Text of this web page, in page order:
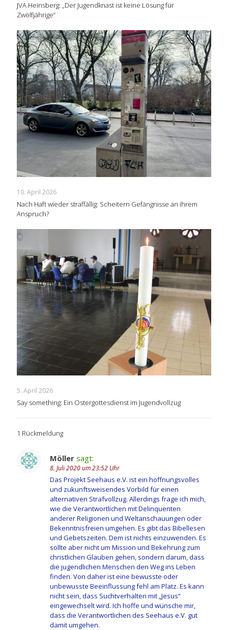
JVA Heinsberg: „Der Jugendknast ist keine Lösung für
Zwölfjährige“
10. April 2026
Nach Haft wieder straffällig: Scheitern Gefängnisse an ihrem
Anspruch?
5. April 2026
Say something: Ein Ostergottesdienst im Jugendvollzug
1 Rückmeldung
Möller sagt:
8. Juli 2020 um 23:52 Uhr
Das Projekt Seehaus e.V. ist ein hoffnungsvolles
und zukunftsweisendes Vorbild für einen
alternativen Strafvollzug. Allerdings frage ich mich,
wie die Verantwortlichen mit Delinquenten
anderer Religionen und Weltanschauungen oder
Bekenntnisfreien umgehen. Es gibt das Bibellesen
und Gebetszeiten. Dem ist nichts einzuwenden. Es
sollte aber nicht um Mission und Bekehrung zum
christlichen Glauben gehen, sondern darum, dass
die jugendlichen Menschen den Weg ins Leben
finden. Von daher ist eine bewusste oder
unbewusste Beeinflussung fehl am Platz. Es kann
nicht sein, dass Suchtverhalten mit „Jesus“
eingewechselt wird. Ich hoffe und wünsche mir,
dass die Verantwortlichen des Seehaus e.V. gut
damit umgehen.